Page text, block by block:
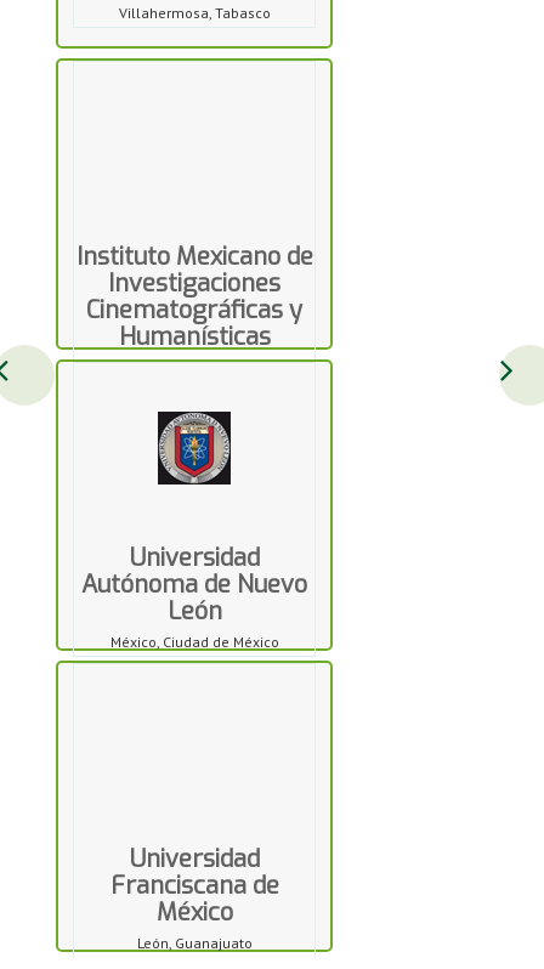
Villahermosa, Tabasco
Instituto Mexicano de
Investigaciones
Cinematográficas y
Humanísticas
Morelia, Michoacán
Universidad
Autónoma de Nuevo
León
México, Ciudad de México
Universidad
Franciscana de
México
León, Guanajuato